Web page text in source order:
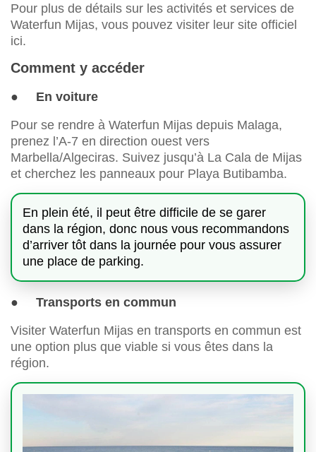
Pour plus de détails sur les activités et services de
Waterfun Mijas, vous pouvez visiter leur site officiel
ici.
Comment y accéder
● En voiture
Pour se rendre à Waterfun Mijas depuis Malaga,
prenez l’A-7 en direction ouest vers
Marbella/Algeciras. Suivez jusqu’à La Cala de Mijas
et cherchez les panneaux pour Playa Butibamba.
En plein été, il peut être difficile de se garer
dans la région, donc nous vous recommandons
d’arriver tôt dans la journée pour vous assurer
une place de parking.
● Transports en commun
Visiter Waterfun Mijas en transports en commun est
une option plus que viable si vous êtes dans la
région.